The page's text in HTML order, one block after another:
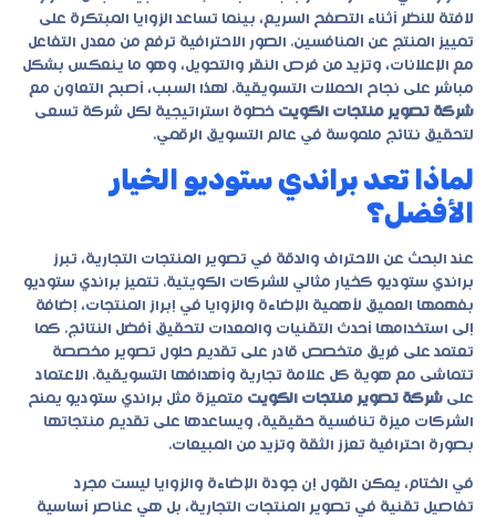
لافتة للنظر أثناء التصفح السريع، بينما تساعد الزوايا المبتكرة على
تمييز المنتج عن المنافسين. الصور الاحترافية ترفع من معدل التفاعل
مع الإعلانات، وتزيد من فرص النقر والتحويل، وهو ما ينعكس بشكل
مباشر على نجاح الحملات التسويقية. لهذا السبب، أصبح التعاون مع
شركة تصوير منتجات الكويت خطوة استراتيجية لكل شركة تسعى
لتحقيق نتائج ملموسة في عالم التسويق الرقمي.
لماذا تعد براندي ستوديو الخيار
الأفضل؟
عند البحث عن الاحتراف والدقة في تصوير المنتجات التجارية، تبرز
براندي ستوديو كخيار مثالي للشركات الكويتية. تتميز براندي ستوديو
بفهمها العميق لأهمية الإضاءة والزوايا في إبراز المنتجات، إضافة
إلى استخدامها أحدث التقنيات والمعدات لتحقيق أفضل النتائج. كما
تعتمد على فريق متخصص قادر على تقديم حلول تصوير مخصصة
تتماشى مع هوية كل علامة تجارية وأهدافها التسويقية. الاعتماد
على شركة تصوير منتجات الكويت متميزة مثل براندي ستوديو يمنح
الشركات ميزة تنافسية حقيقية، ويساعدها على تقديم منتجاتها
بصورة احترافية تعزز الثقة وتزيد من المبيعات.
في الختام، يمكن القول إن جودة الإضاءة والزوايا ليست مجرد
تفاصيل تقنية في تصوير المنتجات التجارية، بل هي عناصر أساسية